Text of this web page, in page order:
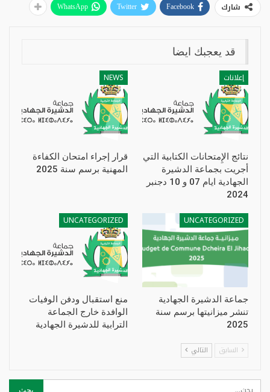
شارك Facebook
Twitter
WhatsApp
قد يعجبك ايضا
إعلانات
نتائج الإِمتحانات الكتابية التي
أجريت بجماعة الدشيرة
الجهادية ايام 07 و 10 دجنبر
2024
NEWS
قرار إجراء امتحان الكفاءة
المهنية برسم سنة 2025
UNCATEGORIZED
جماعة الدشيرة الجهادية
تنشر ميزانيتها برسم سنة
2025
UNCATEGORIZED
منع استقبال ودفن الوفيات
الوافدة خارج الجماعة
الترابية للدشيرة الجهادية
السابق التالي